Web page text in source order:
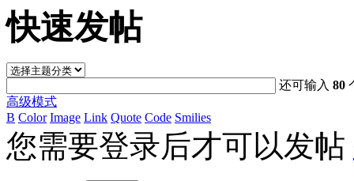
快速发帖
还可输入80
高级模式
B Color Image Link Quote Code Smilies
您需要登录后才可以发帖